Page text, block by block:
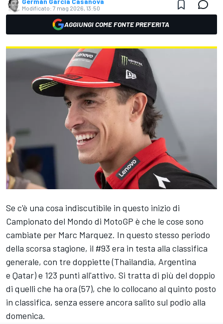
Modificato: 7 mag 2026, 13:50
AGGIUNGI COME FONTE PREFERITA
Se c'è una cosa indiscutibile in questo inizio di
Campionato del Mondo di MotoGP è che le cose sono
cambiate per Marc Marquez. In questo stesso periodo
della scorsa stagione, il #93 era in testa alla classifica
generale, con tre doppiette (Thailandia, Argentina
e Qatar) e 123 punti all'attivo. Si tratta di più del doppio
di quelli che ha ora (57), che lo collocano al quinto posto
in classifica, senza essere ancora salito sul podio alla
domenica.